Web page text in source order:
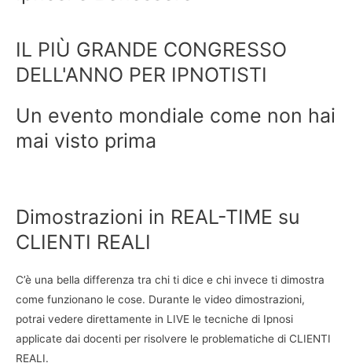
IL PIÙ GRANDE CONGRESSO
DELL'ANNO PER IPNOTISTI
Un evento mondiale come non hai
mai visto prima
Dimostrazioni in REAL-TIME su
CLIENTI REALI
C’è una bella differenza tra chi ti dice e chi invece ti dimostra
come funzionano le cose. Durante le video dimostrazioni,
potrai vedere direttamente in LIVE le tecniche di Ipnosi
applicate dai docenti per risolvere le problematiche di CLIENTI
REALI.